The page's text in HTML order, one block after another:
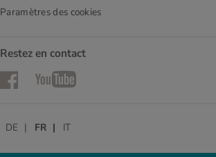
Paramètres des cookies
Restez en contact
FacebookYouTube
DE FR IT